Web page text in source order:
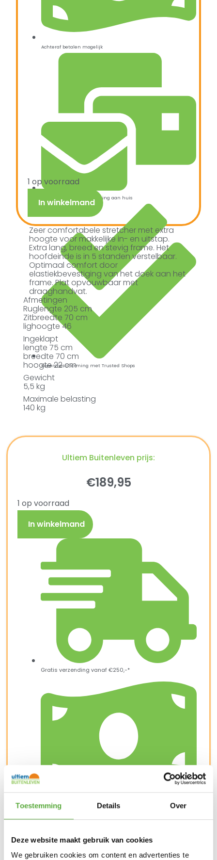
Toestemming Details Over
Deze website maakt gebruik van cookies
We gebruiken cookies om content en advertenties te
Achteraf betalen mogelijk
Snelle verzending & levering aan huis
Kopersbescherming met Trusted Shops
1 op voorraad
In winkelmand
Zeer comfortabele stretcher met extra
hoogte voor makkelijke in- en uitstap.
Extra lang, breed en stevig frame. Het
hoofdeinde is in 5 standen verstelbaar.
Optimaal comfort door
elastiekbevestiging van het doek aan het
frame. Plat opvouwbaar met
draaghandvat.
Afmetingen
Ruglengte 205 cm
Zitbreedte 70 cm
lighoogte 46
Ingeklapt
lengte 75 cm
breedte 70 cm
hoogte 22 cm
Gewicht
5,5 kg
Maximale belasting
140 kg
Ultiem Buitenleven prijs:
€189,95
1 op voorraad
In winkelmand
Gratis verzending vanaf €250,-*
Achteraf betalen mogelijk